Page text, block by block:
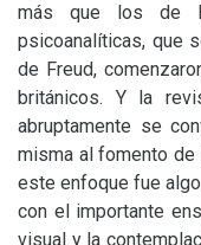
más que los de
psicoanalíticas, que
de Freud,
británicos. Y la
abruptamente se
misma al fomento de
este enfoque fue
con el importante
visual y la